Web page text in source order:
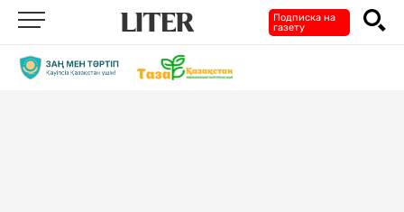
Подписка на
газету